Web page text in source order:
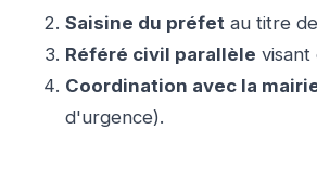
Saisine du préfet au titre
Référé civil parallèle visant
Coordination avec la
d'urgence).